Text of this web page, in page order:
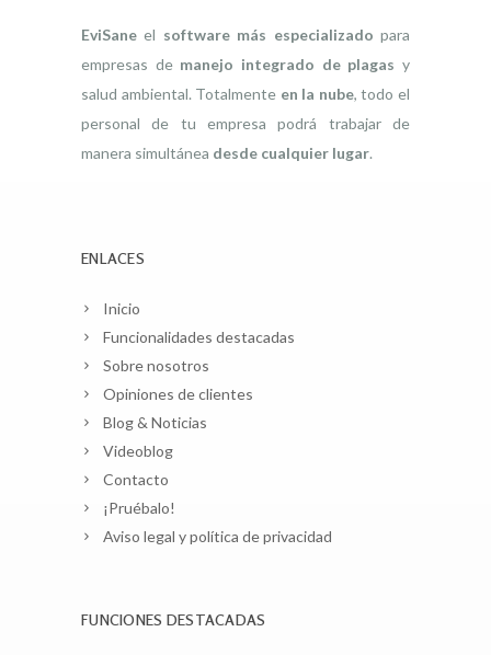
EviSane el software más especializado para
empresas de manejo integrado de plagas y
salud ambiental. Totalmente en la nube, todo el
personal de tu empresa podrá trabajar de
manera simultánea desde cualquier lugar.
ENLACES
Inicio
Funcionalidades destacadas
Sobre nosotros
Opiniones de clientes
Blog & Noticias
Videoblog
Contacto
¡Pruébalo!
Aviso legal y política de privacidad
FUNCIONES DESTACADAS